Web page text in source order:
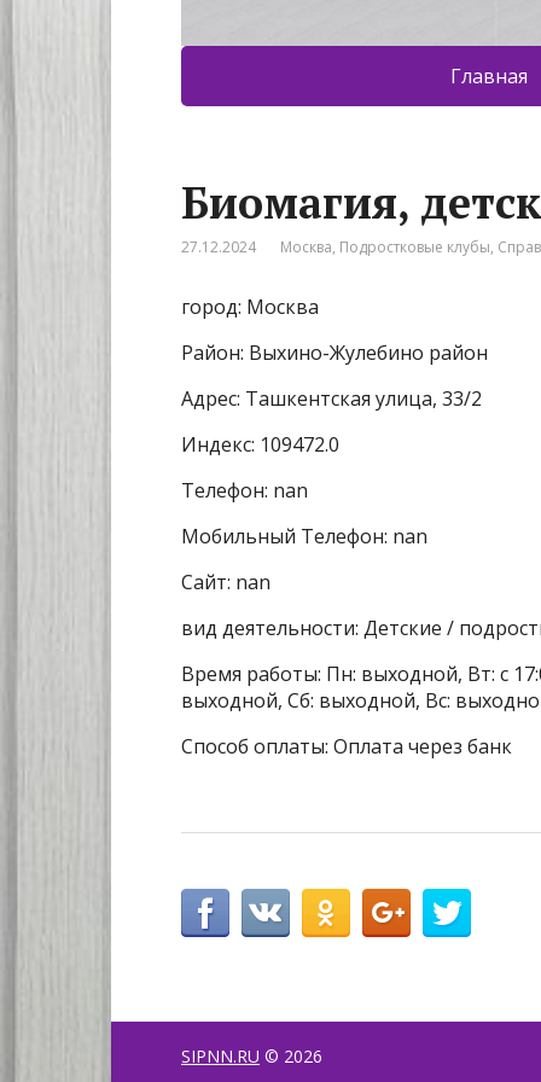
Главная
Биомагия,
27.12.2024 Москва, Подростковые клубы,
город: Москва
Район: Выхино-Жулебино район
Адрес: Ташкентская улица, 33/2
Индекс: 109472.0
Телефон: nan
Мобильный Телефон: nan
Сайт: nan
вид деятельности: Детские /
Время работы: Пн: выходной, Вт: с
выходной, Сб: выходной, Вс:
Способ оплаты: Оплата через банк
SIPNN.RU © 2026